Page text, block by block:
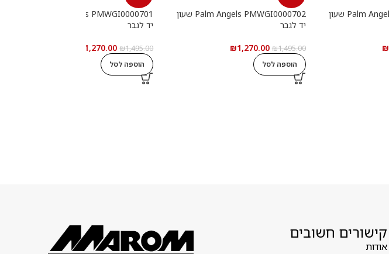
Palm Angels PMWGI0000703 שעון
₪
Palm Angels PMWGI0000702 שעון
יד לגבר
₪1,495.00
₪1,270.00
הוספה לסל
יד לגבר
₪1,495.00
1,270.00
הוספה לסל
קישורים חשובים
אודות